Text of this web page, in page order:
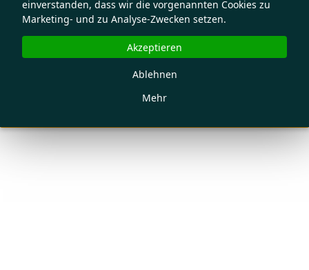
einverstanden, dass wir die vorgenannten Cookies zu
Marketing- und zu Analyse-Zwecken setzen.
Mehr
Ablehnen
Akzeptieren